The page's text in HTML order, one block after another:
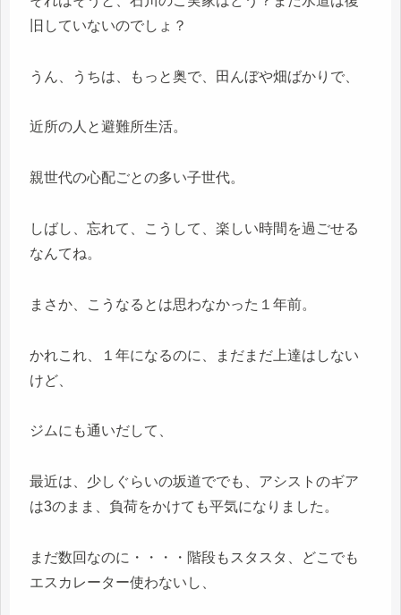
旧していないのでしょ？
うん、うちは、もっと奥で、田んぼや畑ばかりで、
近所の人と避難所生活。
親世代の心配ごとの多い子世代。
しばし、忘れて、こうして、楽しい時間を過ごせる
なんてね。
まさか、こうなるとは思わなかった１年前。
かれこれ、１年になるのに、まだまだ上達はしない
けど、
ジムにも通いだして、
最近は、少しぐらいの坂道ででも、アシストのギア
は3のまま、負荷をかけても平気になりました。
まだ数回なのに・・・・階段もスタスタ、どこでも
エスカレーター使わないし、